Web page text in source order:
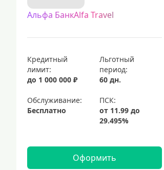
кредитные карты, которые можно оформить
кредитные карты visa — это популярный
элитные кредитные карты с расширенными
Альфа БанкAlfa Travel
Кредитный
лимит:
до 1 000 000 ₽
Льготный
период:
60 дн.
Обслуживание:
Бесплатно
Оформить